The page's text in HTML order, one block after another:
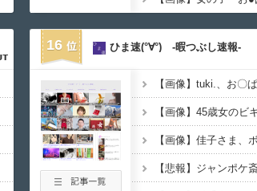
16 ひま速(°∀°) -暇つぶし速報-
【画像】tuki.、お〇
【画像】45歳女のビ
【画像】佳子さま